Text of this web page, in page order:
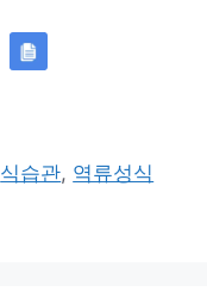
식습관, 역류성식